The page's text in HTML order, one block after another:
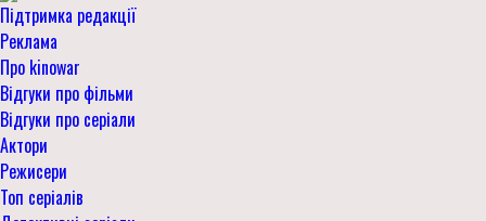
Підтримка редакції
Реклама
Про kinowar
Відгуки про фільми
Відгуки про серіали
Актори
Режисери
Топ серіалів